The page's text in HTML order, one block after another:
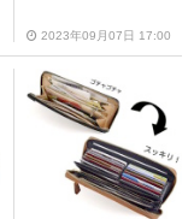
2023年09月07日 17:00